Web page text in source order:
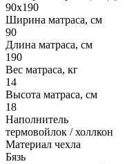
90х190
Ширина матраса, см
90
Длина матраса, см
190
Вес матраса, кг
14
Высота матраса, см
18
Наполнитель
термовойлок / холлкон
Материал чехла
Бязь